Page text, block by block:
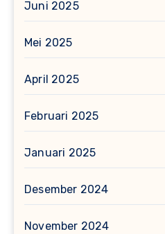
Juni 2025
Mei 2025
April 2025
Februari 2025
Januari 2025
Desember 2024
November 2024